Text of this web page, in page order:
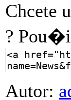
?
Autor: